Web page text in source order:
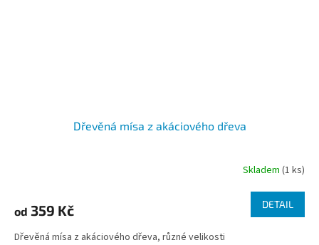
Dřevěná mísa z akáciového dřeva
Skladem (1 ks)
od 359 Kč DETAIL
Dřevěná mísa z akáciového dřeva, různé velikosti